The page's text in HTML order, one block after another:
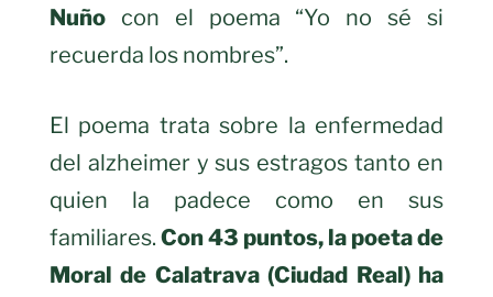
Nuño con el poema “Yo no sé si
recuerda los nombres”.
El poema trata sobre la enfermedad
del alzheimer y sus estragos tanto en
quien la padece como en sus
familiares. Con 43 puntos, la poeta de
Moral de Calatrava (Ciudad Real) ha